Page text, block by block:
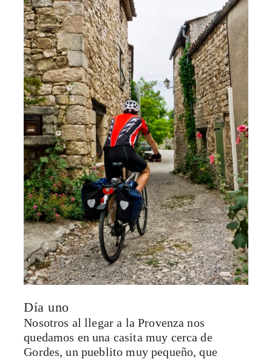
Día uno
Nosotros al llegar a la Provenza nos
quedamos en una casita muy cerca de
Gordes, un pueblito muy pequeño, que